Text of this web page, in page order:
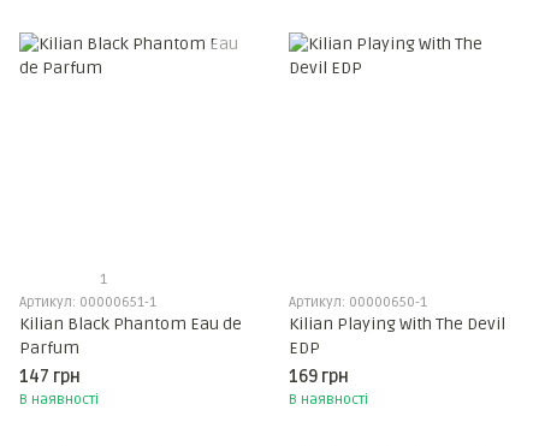
1
Артикул: 00000651-1
Kilian Black Phantom Eau de
Parfum
147 грн
В наявності
Артикул: 00000650-1
Kilian Playing With The Devil
EDP
169 грн
В наявності